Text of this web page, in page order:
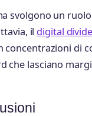
svolgono un
il digital
concentrazioni di
che lasciano